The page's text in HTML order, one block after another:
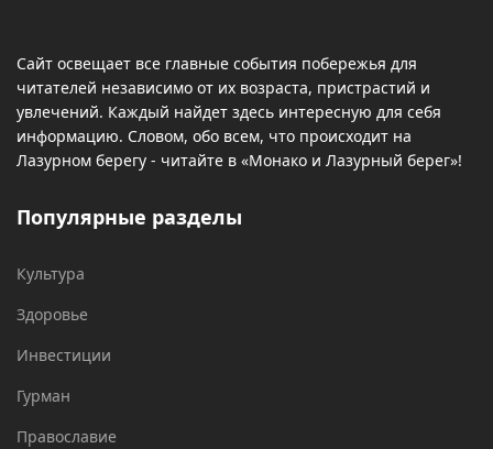
Сайт освещает все главные события побережья для
читателей независимо от их возраста, пристрастий и
увлечений. Каждый найдет здесь интересную для себя
информацию. Словом, обо всем, что происходит на
Лазурном берегу - читайте в «Монако и Лазурный берег»!
Популярные разделы
Культура
Здоровье
Инвестиции
Гурман
Православие